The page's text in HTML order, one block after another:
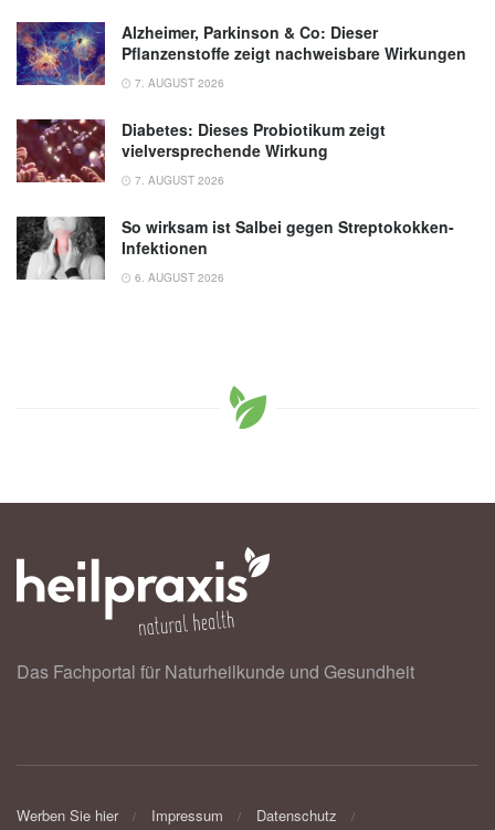
Alzheimer, Parkinson & Co: Dieser
Pflanzenstoffe zeigt nachweisbare Wirkungen
7. AUGUST 2026
Diabetes: Dieses Probiotikum zeigt
vielversprechende Wirkung
7. AUGUST 2026
So wirksam ist Salbei gegen Streptokokken-
Infektionen
6. AUGUST 2026
Das Fachportal für Naturheilkunde und Gesundheit
Werben Sie hier Impressum
Datenschutz